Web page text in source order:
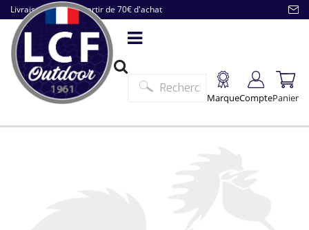
Livraison offerte à partir de 70€ d'achat
MarqueComptePanier